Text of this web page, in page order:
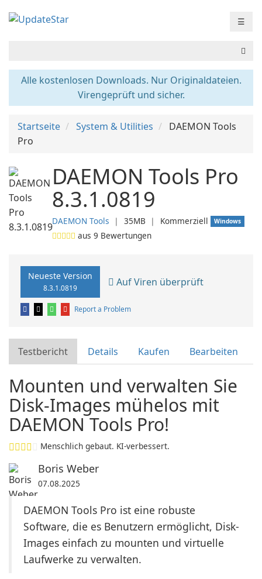
☰
Alle kostenlosen Downloads. Nur Originaldateien.
Virengeprüft und sicher.
Startseite System & Utilities
DAEMON Tools
Pro
DAEMON Tools Pro
8.3.1.0819
DAEMON Tools ❘ 35MB ❘ Kommerziell Windows
aus 9 Bewertungen
Neueste Version
8.3.1.0819 Auf Viren überprüft
Report a Problem
Testbericht Details Kaufen Bearbeiten
Mounten und verwalten Sie
Disk-Images mühelos mit
DAEMON Tools Pro!
Menschlich gebaut. KI-verbessert.
Boris Weber
07.08.2025
DAEMON Tools Pro ist eine robuste
Software, die es Benutzern ermöglicht, Disk-
Images einfach zu mounten und virtuelle
Laufwerke zu verwalten.